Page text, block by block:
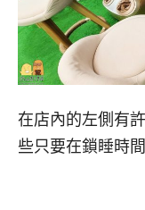
在店內的左側有
些只要在鎖睡時